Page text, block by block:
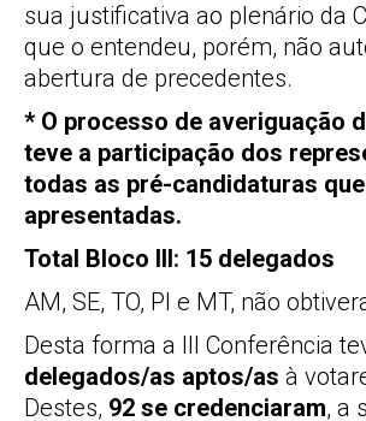
sua justificativa ao plenário da
que o entendeu, porém, não
abertura de precedentes.
* O processo de averiguação
teve a participação dos
todas as pré-candidaturas
apresentadas.
Total Bloco III: 15 delegados
AM, SE, TO, PI e MT, não
Desta forma a III Conferência
delegados/as aptos/as à
Destes, 92 se credenciaram, a